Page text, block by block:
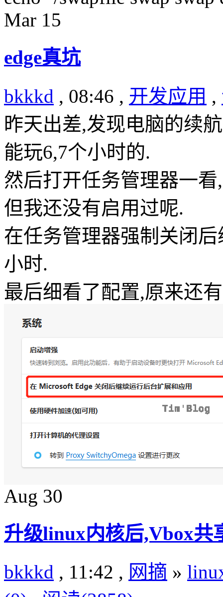
Mar 15
edge真坑
bkkkd , 08:46 , 开发应用 ,
昨天出差,发现电脑的续
能玩6,7个小时的.
然后打开任务管理器一
但我还没有启用过呢.
在任务管理器强制关闭
小时.
最后细看了配置,原来还
Aug 30
升级linux内核后,Vbox共
bkkkd , 11:42 , 网摘 »